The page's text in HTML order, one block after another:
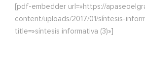
[pdf-embedder url=»https://
content/uploads/2017/01/síntesis-
title=»síntesis informativa (3)»]